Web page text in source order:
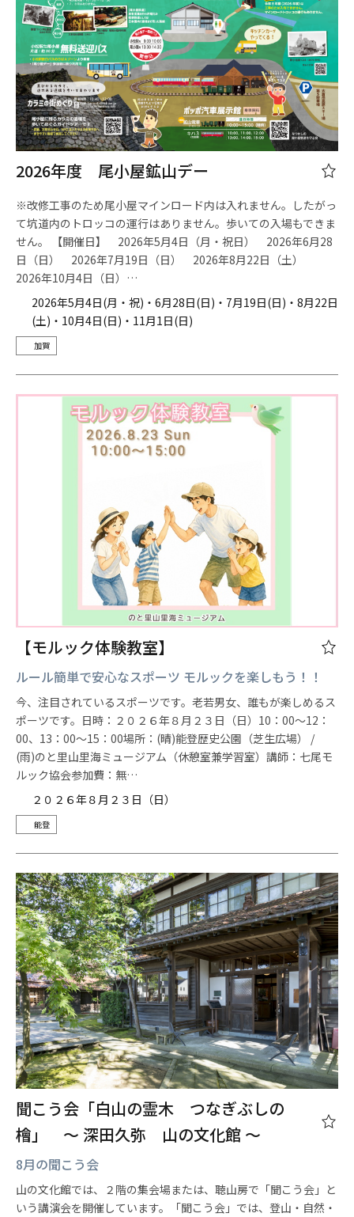
2026年度 尾小屋鉱山デー
※改修工事のため尾小屋マインロード内は入れません。したがっ
て坑道内のトロッコの運行はありません。歩いての入場もできま
せん。 【開催日】 2026年5月4日（月・祝日） 2026年6月28
日（日） 2026年7月19日（日） 2026年8月22日（土）
2026年10月4日（日）…
2026年5月4日(月・祝)・6月28日(日)・7月19日(日)・8月22日
(土)・10月4日(日)・11月1日(日)
加賀
【モルック体験教室】
ルール簡単で安心なスポーツ モルックを楽しもう！！
今、注目されているスポーツです。老若男女、誰もが楽しめるス
ポーツです。日時：２０２６年８月２３日（日）10：00～12：
00、13：00～15：00場所：(晴)能登歴史公園（芝生広場） /
(雨)のと里山里海ミュージアム（休憩室兼学習室）講師：七尾モ
ルック協会参加費：無…
２０２６年８月２３日（日）
能登
聞こう会「白山の霊木 つなぎぶしの
檜」 ～ 深田久弥 山の文化館 ～
8月の聞こう会
山の文化館では、２階の集会場または、聴山房で「聞こう会」と
いう講演会を開催しています。「聞こう会」では、登山・自然・